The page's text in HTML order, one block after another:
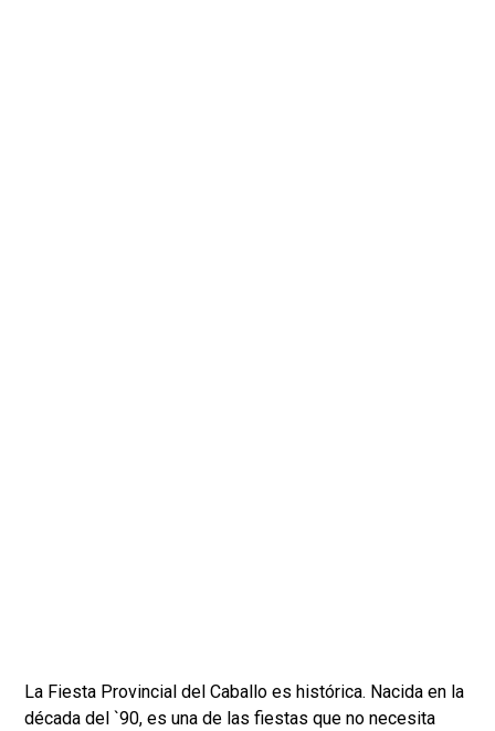
La Fiesta Provincial del Caballo es histórica. Nacida en la
década del `90, es una de las fiestas que no necesita